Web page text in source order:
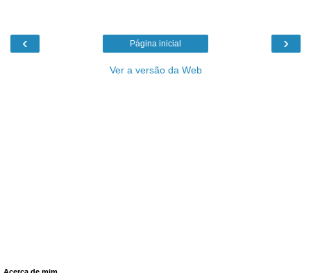
‹ ›
Página inicial
Ver a versão da Web